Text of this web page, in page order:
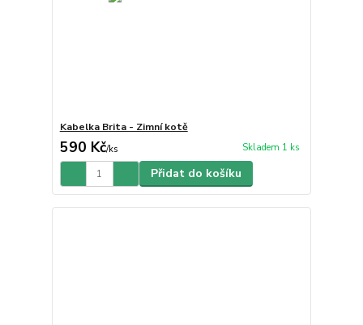
Kabelka Brita - Zimní kotě
590 Kč/ks Skladem 1 ks
Přidat do košíku